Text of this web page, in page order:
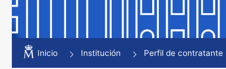
Mostrar/Ocultar
Inicio Institución Perfil de contratante